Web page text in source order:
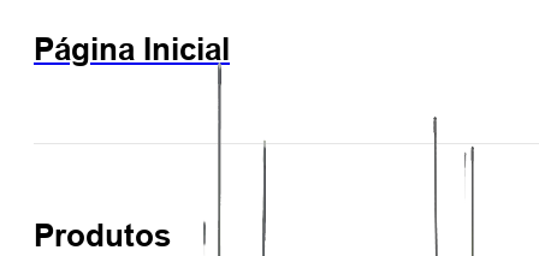
Página Inicial
Produtos